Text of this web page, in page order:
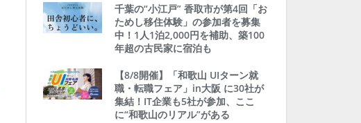
千葉の“小江戸” 香取市が第4回「お
ためし移住体験」の参加者を募集
中！1人1泊2,000円を補助、築100
年超の古民家に宿泊も
【8/8開催】「和歌山 UIターン就
職・転職フェア」in大阪 に30社が
集結！IT企業も5社が参加、ここ
に“和歌山のリアル”がある